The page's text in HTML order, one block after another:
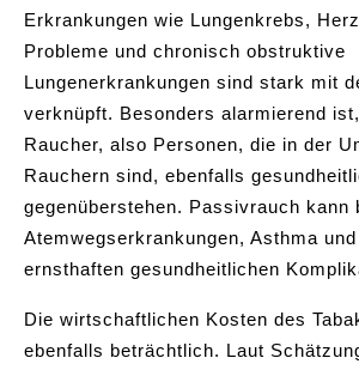
Erkrankungen wie Lungenkrebs,
Probleme und chronisch obstruktive
Lungenerkrankungen sind stark mit
verknüpft. Besonders alarmierend
Raucher, also Personen, die in der
Rauchern sind, ebenfalls
gegenüberstehen. Passivrauch kann
Atemwegserkrankungen, Asthma
ernsthaften gesundheitlichen
Die wirtschaftlichen Kosten des
ebenfalls beträchtlich. Laut